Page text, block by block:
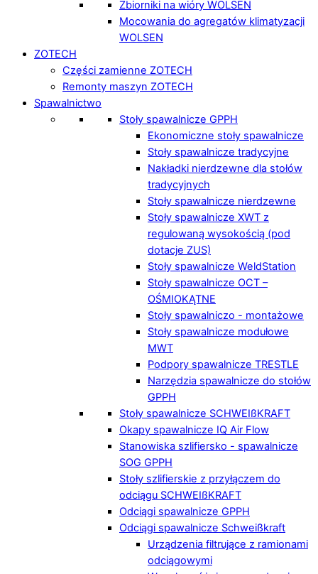
Zbiorniki na wióry WOLSEN
Mocowania do agregatów klimatyzacji
WOLSEN
ZOTECH
Części zamienne ZOTECH
Remonty maszyn ZOTECH
Spawalnictwo
Stoły spawalnicze GPPH
Ekonomiczne stoły spawalnicze
Stoły spawalnicze tradycyjne
Nakładki nierdzewne dla stołów
tradycyjnych
Stoły spawalnicze nierdzewne
Stoły spawalnicze XWT z
regulowaną wysokością (pod
dotacje ZUS)
Stoły spawalnicze WeldStation
Stoły spawalnicze OCT –
OŚMIOKĄTNE
Stoły spawalniczo - montażowe
Stoły spawalnicze modułowe
MWT
Podpory spawalnicze TRESTLE
Narzędzia spawalnicze do stołów
GPPH
Stoły spawalnicze SCHWEIßKRAFT
Okapy spawalnicze IQ Air Flow
Stanowiska szlifiersko - spawalnicze
SOG GPPH
Stoły szlifierskie z przyłączem do
odciągu SCHWEIßKRAFT
Odciągi spawalnicze GPPH
Odciągi spawalnicze Schweißkraft
Urządzenia filtrujące z ramionami
odciągowymi